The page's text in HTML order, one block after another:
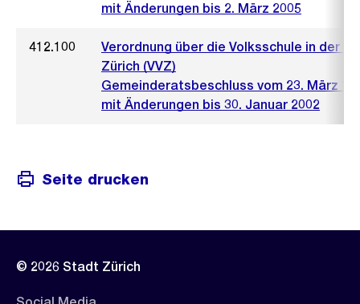
mit Änderungen bis 2. März 2005
412.100
Verordnung über die Volksschule in der
Zürich (VVZ)
Gemeinderatsbeschluss vom 23. März
mit Änderungen bis 30. Januar 2002
Seite drucken
© 2026 Stadt Zürich